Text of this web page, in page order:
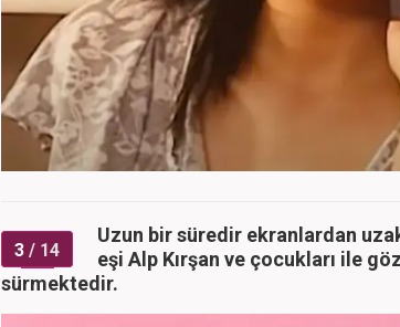
3 / 14
Uzun bir süredir ekranlardan
eşi Alp Kırşan ve çocukları ile
sürmektedir.